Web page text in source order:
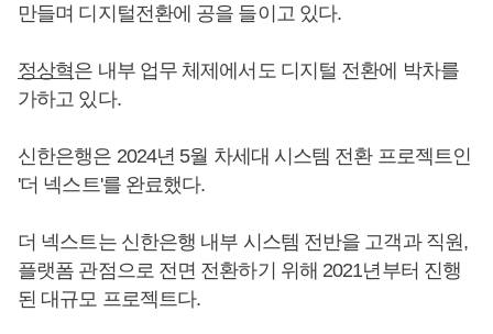
만들며 디지털전환에 공을 들이고 있다.
정상혁은 내부 업무 체제에서도 디지털 전환에 박차를
가하고 있다.
신한은행은 2024년 5월 차세대 시스템 전환 프로젝트인
'더 넥스트'를 완료했다.
더 넥스트는 신한은행 내부 시스템 전반을 고객과 직원,
플랫폼 관점으로 전면 전환하기 위해 2021년부터 진행
된 대규모 프로젝트다.